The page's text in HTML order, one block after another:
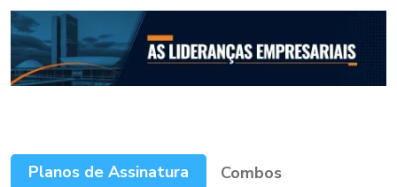
Planos de Assinatura
Combos